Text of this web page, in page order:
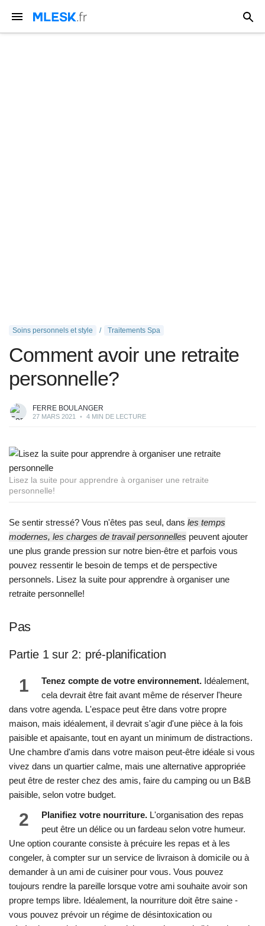
Soins personnels et style Traitements Spa
Comment avoir une retraite
personnelle?
FERRE BOULANGER
27 MARS 2021 • 4 MIN DE LECTURE
Lisez la suite pour apprendre à organiser une retraite
personnelle!
Se sentir stressé? Vous n'êtes pas seul, dans les temps
modernes, les charges de travail personnelles peuvent ajouter
une plus grande pression sur notre bien-être et parfois vous
pouvez ressentir le besoin de temps et de perspective
personnels. Lisez la suite pour apprendre à organiser une
retraite personnelle!
Pas
Partie 1 sur 2: pré-planification
1 Tenez compte de votre environnement. Idéalement,
cela devrait être fait avant même de réserver l'heure
dans votre agenda. L'espace peut être dans votre propre
maison, mais idéalement, il devrait s'agir d'une pièce à la fois
paisible et apaisante, tout en ayant un minimum de distractions.
Une chambre d'amis dans votre maison peut-être idéale si vous
vivez dans un quartier calme, mais une alternative appropriée
peut être de rester chez des amis, faire du camping ou un B&B
paisible, selon votre budget.
2 Planifiez votre nourriture. L'organisation des repas
peut être un délice ou un fardeau selon votre humeur.
Une option courante consiste à précuire les repas et à les
congeler, à compter sur un service de livraison à domicile ou à
demander à un ami de cuisiner pour vous. Vous pouvez
toujours rendre la pareille lorsque votre ami souhaite avoir son
propre temps libre. Idéalement, la nourriture doit être saine -
vous pouvez prévoir un régime de désintoxication ou